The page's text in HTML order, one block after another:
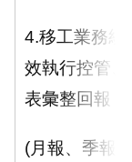
4.移工業務統
效執行控管
表彙整回報
(月報、季報